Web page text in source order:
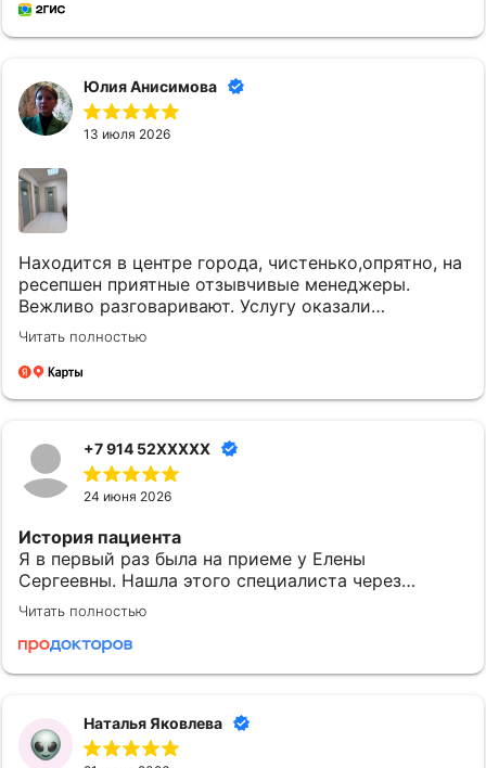
Юлия Анисимова
13 июля 2026
Находится в центре города, чистенько,опрятно, на
ресепшен приятные отзывчивые менеджеры.
Вежливо разговаривают. Услугу оказали
качественно и вовремя. Однозначно придем еще.
Читать полностью
+7 914 52XXXXX
24 июня 2026
История пациента
Я в первый раз была на приеме у Елены
Сергеевны. Нашла этого специалиста через
приложение МедТочка. При выборе обратила
внимание на ее профессионализм. Перед
исследованием были предоставлены одноразовые
Могу сказать, что после посещения доктора
Субочевой Е.С. у меня остались хорошие
Читать полностью
Наталья Яковлева